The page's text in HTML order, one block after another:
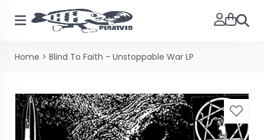
Home > Blind To Faith - Unstoppable War LP